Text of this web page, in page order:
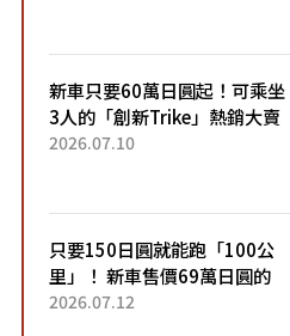
新車只要60萬日圓起！可乘坐
3人的「創新Trike」熱銷大賣
成為人氣車款！「養車成本真
2026.07.10
只要150日圓就能跑「100公
里」！ 新車售價69萬日圓的
「3人座」Trike大受歡迎！ 順
2026.07.12